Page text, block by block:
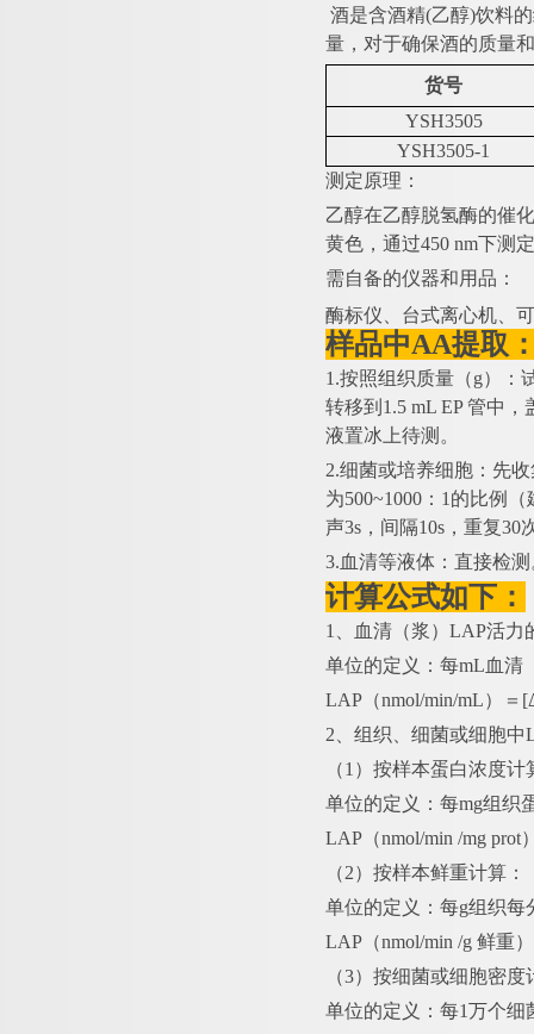
酒是含酒精(乙醇)饮料
量，对于确保酒的质量
货号
YSH3505
YSH3505-1
测定原理：
乙醇在乙醇脱氢酶的催
黄色，通过450 nm下测
需自备的仪器和用品：
酶标仪、台式离心机、
样品中AA提取
1.按照组织质量（g）：
转移到1.5 mL EP 管中
液置冰上待测。
2.细菌或培养细胞：先
为500~1000：1的比例
声3s，间隔10s，重复
3.血清等液体：直接检测
计算公式如下：
1、血清（浆）LAP活力
单位的定义：每mL血清
LAP（nmol/min/mL）＝
2、组织、细菌或细胞中
（1）按样本蛋白浓度计
单位的定义：每mg组织
LAP（nmol/min /mg
（2）按样本鲜重计算：
单位的定义：每g组织每
LAP（nmol/min /g 鲜重
（3）按细菌或细胞密度
单位的定义：每1万个细